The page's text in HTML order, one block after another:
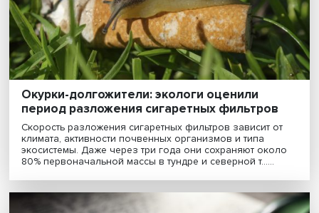
ИНТЕРЕСНОЕ